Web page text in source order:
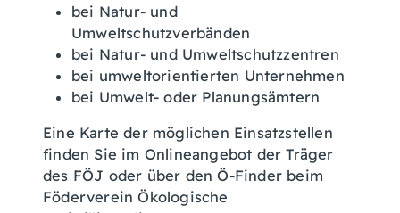
bei Natur- und
Umweltschutzverbänden
bei Natur- und Umweltschutzzentren
bei umweltorientierten Unternehmen
bei Umwelt- oder Planungsämtern
Eine Karte der möglichen Einsatzstellen
finden Sie im Onlineangebot der Träger
des FÖJ oder über den Ö-Finder beim
Föderverein Ökologische